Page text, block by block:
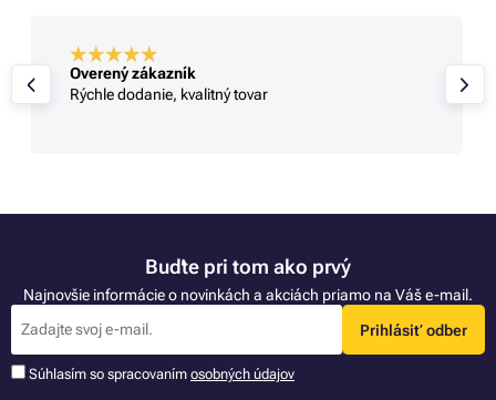
Overený zákazník
Rýchle dodanie, kvalitný tovar
Buďte pri tom ako prvý
Najnovšie informácie o novinkách a akciách priamo na Váš e-mail.
Prihlásiť odber
Súhlasím so spracovaním osobných údajov